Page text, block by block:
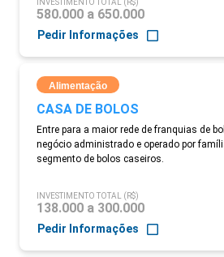
INVESTIMENTO TOTAL (R$)
580.000 a 650.000
Pedir Informações
Alimentação
CASA DE BOLOS
Entre para a maior rede de franquias de
negócio administrado e operado por
segmento de bolos caseiros.
INVESTIMENTO TOTAL (R$)
138.000 a 300.000
Pedir Informações